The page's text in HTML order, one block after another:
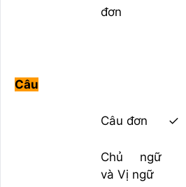
đơn
Câu
Câu đơn ✓
Chủ ngữ
và Vị ngữ